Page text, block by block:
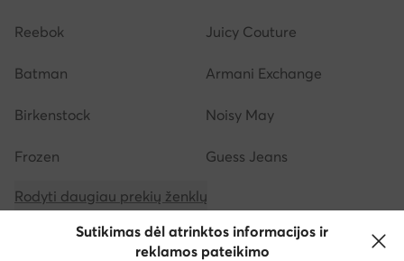
Reebok Juicy Couture
Batman Armani Exchange
Birkenstock Noisy May
Frozen Guess Jeans
Rodyti daugiau prekių ženklų
Sutikimas dėl atrinktos informacijos ir
reklamos pateikimo